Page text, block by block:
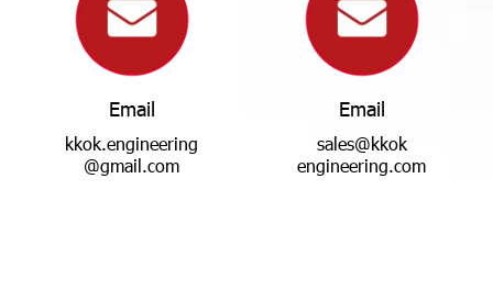
Email
kkok.engineering
@gmail.com
Email
sales@kkok
engineering.com